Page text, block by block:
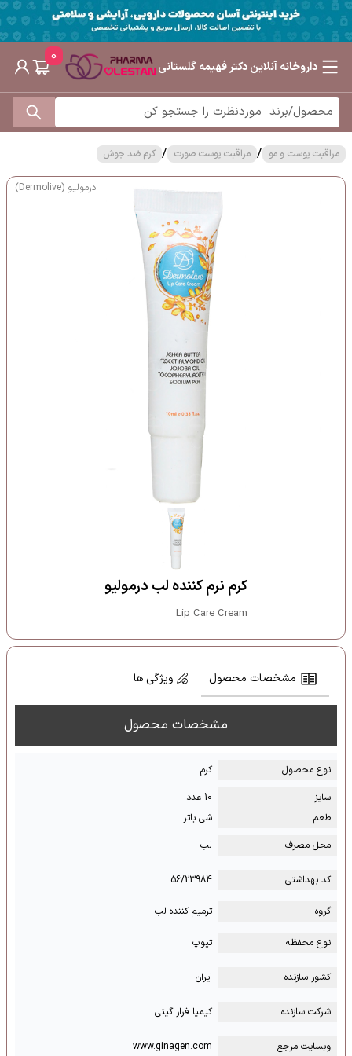
داروخانه آنلاین دکتر فهیمه گلستانی
0
مراقبت پوست و مو / مراقبت پوست صورت / کرم ضد جوش
درمولیو (Dermolive)
کرم نرم کننده لب درمولیو
Lip Care Cream
مشخصات محصول ویژگی ها
مشخصات محصول
نوع محصول
کرم
سایز
10 عدد
طعم
شی باتر
محل مصرف
لب
کد بهداشتی 56/23984
گروه ترمیم کننده لب
نوع محفظه تیوپ
کشور سازنده ایران
شرکت سازنده کیمیا فراز گیتی
وبسایت مرجع www.ginagen.com